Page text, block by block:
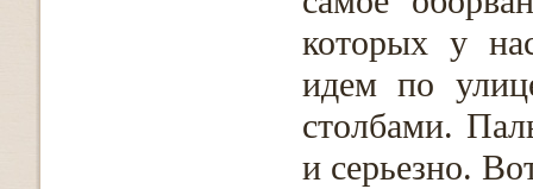
которых у
идем по
столбами.
и серьезно.